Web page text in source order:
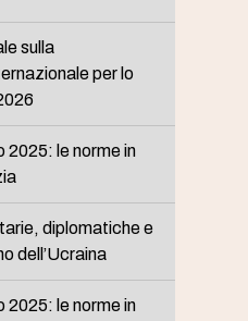
sulla
per lo
le norme in
diplomatiche e
dell’Ucraina
2025: le norme in